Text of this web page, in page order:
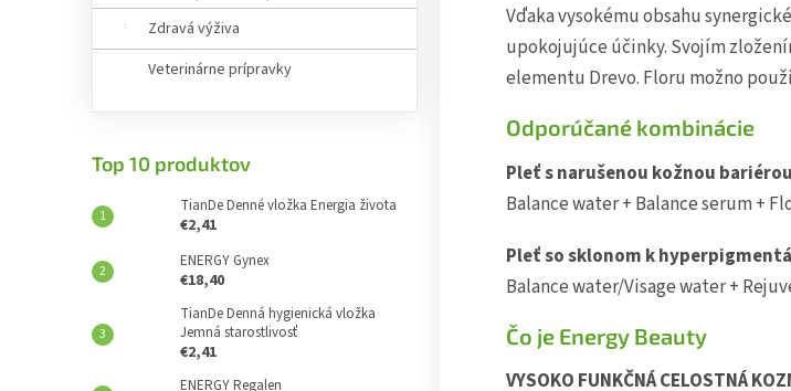
Zdravá výživa
Veterinárne prípravky
Top 10 produktov
TianDe Denné vložka Energia života
€2,41
ENERGY Gynex
€18,40
TianDe Denná hygienická vložka
Jemná starostlivosť
€2,41
ENERGY Regalen
Vďaka vysokému obsahu
upokojujúce účinky. Svojím
elementu Drevo. Floru možno
Odporúčané kombinácie
Pleť s narušenou kožnou
Balance water + Balance serum +
Pleť so sklonom k
Balance water/Visage water +
Čo je Energy Beauty
VYSOKO FUNKČNÁ CELOSTNÁ